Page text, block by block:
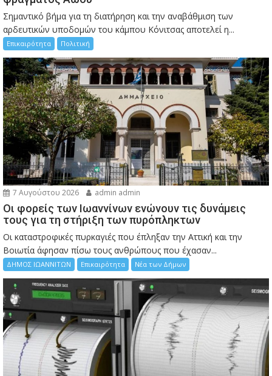
Σημαντικό βήμα για τη διατήρηση και την αναβάθμιση των
αρδευτικών υποδομών του κάμπου Κόνιτσας αποτελεί η...
Επικαιρότητα Πολιτική
7 Αυγούστου 2026 admin admin
Οι φορείς των Ιωαννίνων ενώνουν τις δυνάμεις
τους για τη στήριξη των πυρόπληκτων
Οι καταστροφικές πυρκαγιές που έπληξαν την Αττική και την
Bοιωτία άφησαν πίσω τους ανθρώπους που έχασαν...
ΔΗΜΟΣ ΙΩΑΝΝΙΤΩΝ Επικαιρότητα Νέα των Δήμων